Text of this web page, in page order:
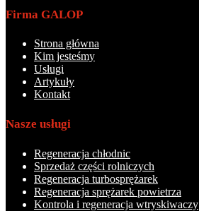
Firma GALOP
Strona główna
Kim jesteśmy
Usługi
Artykuły
Kontakt
Nasze usługi
Regeneracja chłodnic
Sprzedaż części rolniczych
Regeneracja turbosprężarek
Regeneracja sprężarek powietrza
Kontrola i regeneracja wtryskiwaczy